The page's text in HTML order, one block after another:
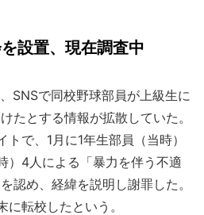
設置、現在調査中
SNSで同校野球部員が上級生に
たとする情報が拡散していた。
で、1月に1年生部員（当時）
）4人による「暴力を伴う不適
認め、経緯を説明し謝罪した。
転校したという。